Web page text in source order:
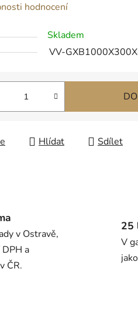
hodnocení
Skladem
VV-
Hlídat Sdílet
v Ostravě,
a
ČR.
25
V